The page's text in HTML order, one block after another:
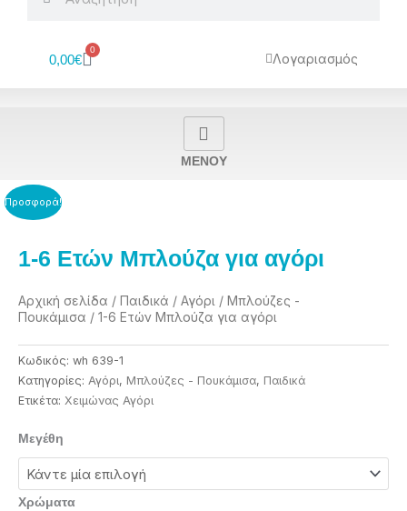
0,00€
0
Cart Λογαριασμός
MENOY
Προσφορά!
1-6 Ετών Μπλούζα για αγόρι
Αρχική σελίδα / Παιδικά / Αγόρι / Μπλούζες -
Πουκάμισα / 1-6 Ετών Μπλούζα για αγόρι
Κωδικός: wh 639-1
Κατηγορίες: Αγόρι, Μπλούζες - Πουκάμισα, Παιδικά
Ετικέτα: Χειμώνας Αγόρι
Μεγέθη
Χρώματα
1-
6
Ετών
Μπλούζα